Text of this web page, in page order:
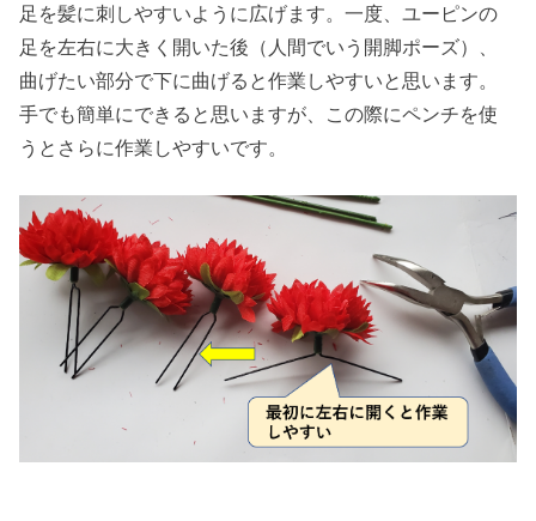
足を髪に刺しやすいように広げます。一度、ユーピンの
足を左右に大きく開いた後（人間でいう開脚ポーズ）、
曲げたい部分で下に曲げると作業しやすいと思います。
手でも簡単にできると思いますが、この際にペンチを使
うとさらに作業しやすいです。